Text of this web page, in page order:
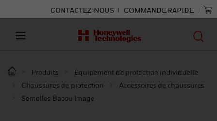
CONTACTEZ-NOUS COMMANDE RAPIDE
Produits
Équipement de protection individuelle
Chaussures de protection
Accessoires de chaussures
Semelles Bacou Image